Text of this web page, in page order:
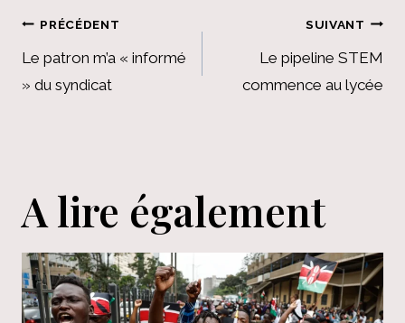
Navigation
de
l’article
PRÉCÉDENT
Le patron m’a « informé
» du syndicat
SUIVANT
Le pipeline STEM
commence au lycée
A lire également